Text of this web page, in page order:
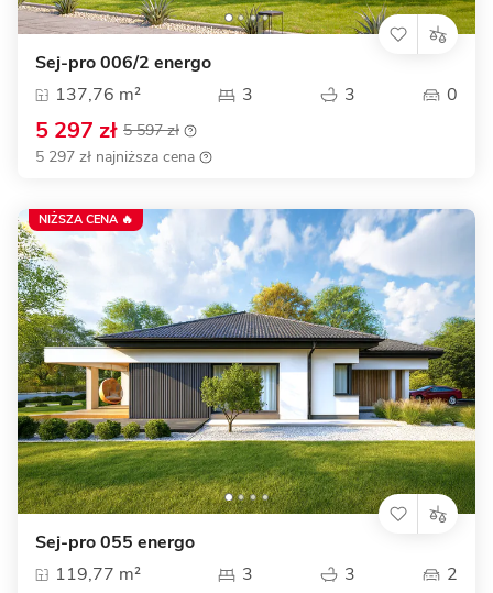
Sej-pro 006/2 energo
137,76 m²
3 3 0
5 297 zł 5 597 zł
5 297 zł najniższa cena
Sej-pro 055 energo
119,77 m²
3 3 2
NIŻSZA CENA 🔥